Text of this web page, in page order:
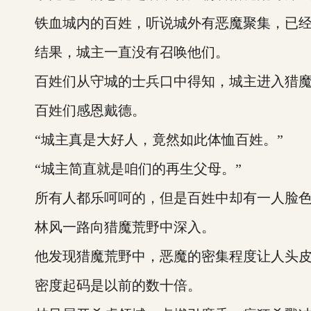
铁血城内的百姓，听说城外有恶魔聚集，已
结果，城主一直没有召唤他们。
百姓们从守城的士兵口中得知，城主进入猎
百姓们感恩戴德。
“城主真是大好人，竟然如此体恤百姓。”
“城主简直就是咱们的再生父母。”
所有人都乐呵呵的，但是百姓中却有一人脸
林风一路向猎魔荒野中深入。
他发现猎魔荒野中，恶魔的密集程度让人头
密度起码是以前的数十倍。